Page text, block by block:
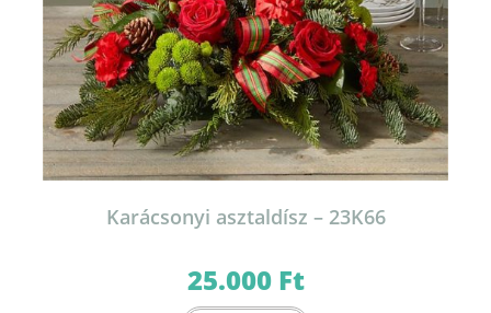
Karácsonyi asztaldísz – 23K66
25.000 Ft